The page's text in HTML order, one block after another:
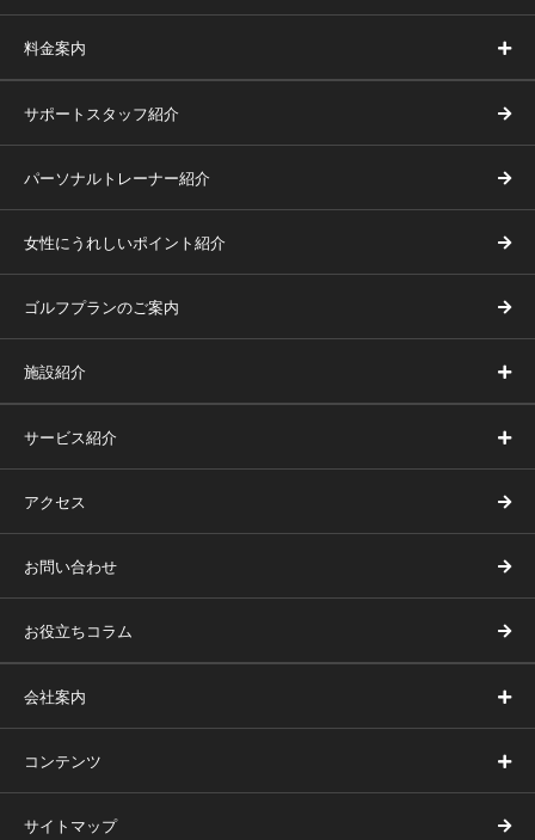
料金案内
サポートスタッフ紹介
パーソナルトレーナー紹介
女性にうれしいポイント紹介
ゴルフプランのご案内
施設紹介
サービス紹介
アクセス
お問い合わせ
お役立ちコラム
会社案内
コンテンツ
サイトマップ